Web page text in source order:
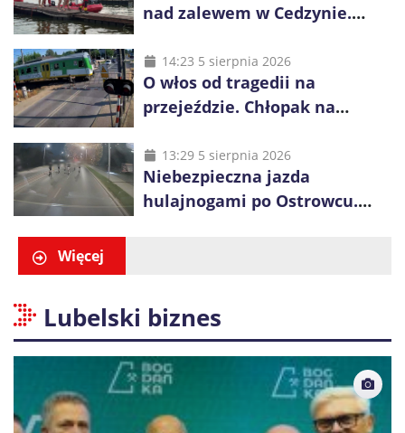
nad zalewem w Cedzynie.
życie14:23 5 sierpnia 2026
O włos od tragedii na
przejeździe. Chłopak na
nadjeżdżający pociąg
13:29 5 sierpnia 2026
Niebezpieczna jazda
hulajnogami po Ostrowcu.
Więcej
Lubelski biznes